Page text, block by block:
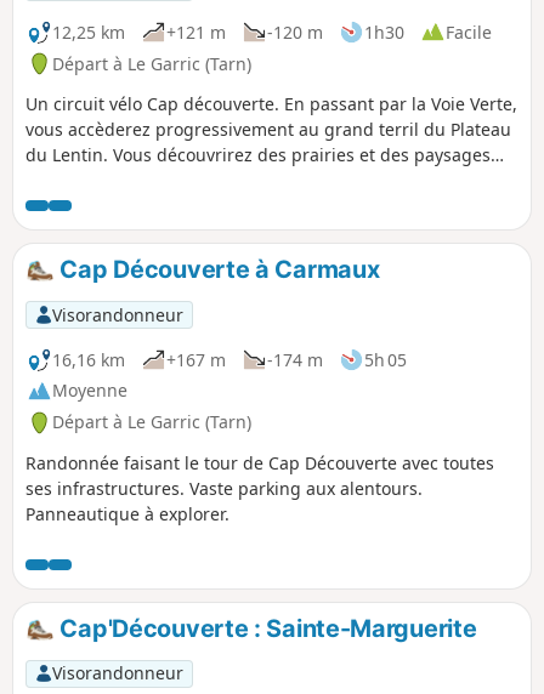
12,25 km
+121 m -120 m 1h30
Facile
Départ à Le Garric (Tarn)
Un circuit vélo Cap découverte. En passant par la Voie Verte,
vous accèderez progressivement au grand terril du Plateau
du Lentin. Vous découvrirez des prairies et des paysages
de la Voie Verte qui vous mènera au point le plus haut de
Cap Découverte. Pour rejoindre le vélo-port, vous allez
prendre la fameuse descente et ses 9 virages.
Cap Découverte à Carmaux
Visorandonneur
16,16 km
+167 m -174 m
5h 05
Moyenne
Départ à Le Garric (Tarn)
Randonnée faisant le tour de Cap Découverte avec toutes
ses infrastructures. Vaste parking aux alentours.
Panneautique à explorer.
Cap'Découverte : Sainte-Marguerite
Visorandonneur